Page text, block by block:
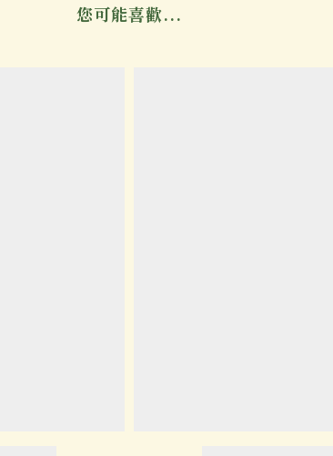
您可能喜歡...